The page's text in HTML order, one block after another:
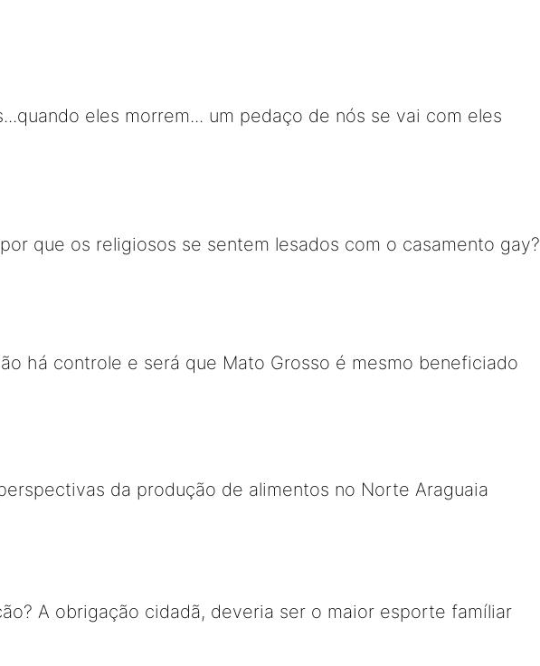
eles morrem... um pedaço de nós se vai com eles
que os religiosos se sentem lesados com o casamento gay?
há controle e será que Mato Grosso é mesmo beneficiado
da produção de alimentos no Norte Araguaia
A obrigação cidadã, deveria ser o maior esporte famíliar